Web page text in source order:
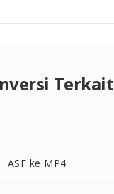
Terkait
ASF ke MP4